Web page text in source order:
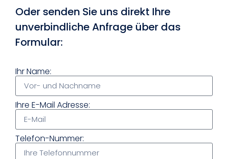
Oder senden Sie uns direkt Ihre
unverbindliche Anfrage über das
Formular:
Ihr Name:
Ihre E-Mail Adresse:
Telefon-Nummer: